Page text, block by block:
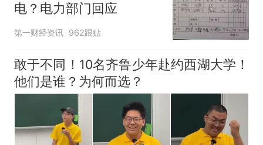
电？电力部门回应
第一财经资讯 962跟贴
敢于不同！10名齐鲁少年赴约西湖大学！
他们是谁？为何而选？